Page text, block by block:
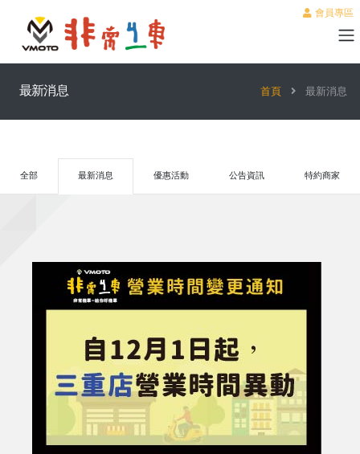
會員專區
最新消息 首頁 最新消息
全部 最新消息 優惠活動 公告資訊 特約商家